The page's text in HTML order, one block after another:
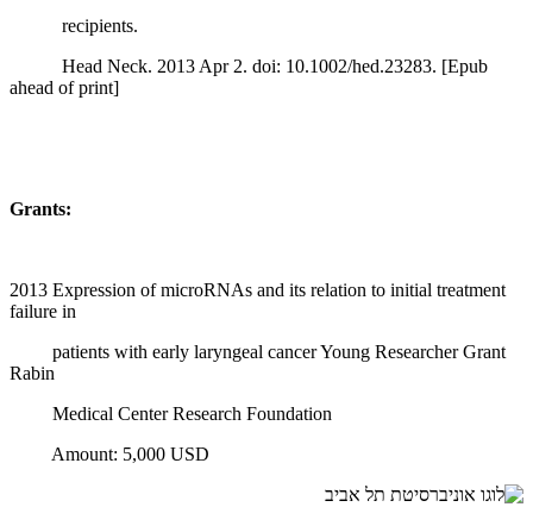
recipients.
Head Neck. 2013 Apr 2. doi: 10.1002/hed.23283. [Epub
ahead of print]
Grants:
2013 Expression of microRNAs and its relation to initial treatment
failure in
patients with early laryngeal cancer Young Researcher Grant
Rabin
Medical Center Research Foundation
Amount: 5,000 USD